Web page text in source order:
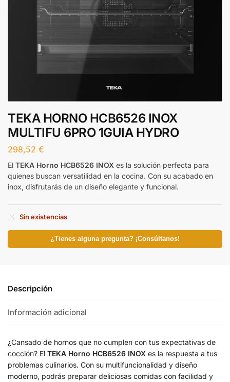
TEKA HORNO HCB6526 INOX
MULTIFU 6PRO 1GUIA HYDRO
298,52 €
El TEKA Horno HCB6526 INOX es la solución perfecta para
quienes buscan versatilidad en la cocina. Con su acabado en
inox, disfrutarás de un diseño elegante y funcional.
Sin existencias
¿Tienes alguna pregunta? ¡Consúltanos!
Descripción
Información adicional
¿Cansado de hornos que no cumplen con tus expectativas de
cocción? El TEKA Horno HCB6526 INOX es la respuesta a tus
problemas culinarios. Con su multifuncionalidad y diseño
moderno, podrás preparar deliciosas comidas con facilidad y